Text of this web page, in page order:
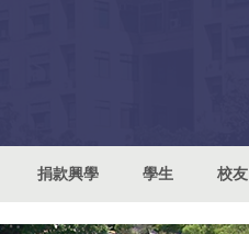
捐款興學 學生 校友